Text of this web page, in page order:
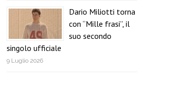
Dario Miliotti torna
con “Mille frasi”, il
suo secondo
singolo ufficiale
9 Luglio 2026